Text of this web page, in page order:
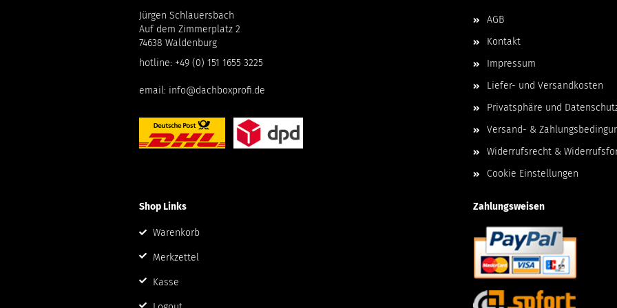
Jürgen Schlauersbach
Auf dem Zimmerplatz 2
74638 Waldenburg
hotline: +49 (0) 151 1655 3225
email: info@dachboxprofi.de
AGB
Kontakt
Impressum
Liefer- und Versandkosten
Privatsphäre und
Versand- &
Widerrufsrecht &
Cookie Einstellungen
Shop Links
Warenkorb
Merkzettel
Kasse
Zahlungsweisen